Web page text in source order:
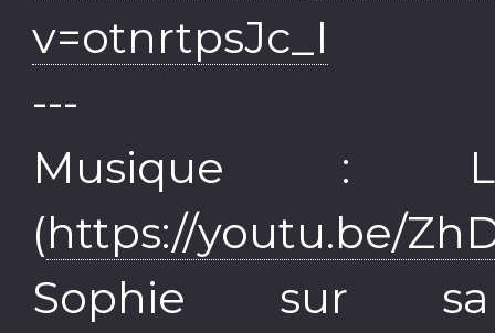
v=otnrtpsJc_I
---
Musique :
(https://youtu.be/
Sophie sur